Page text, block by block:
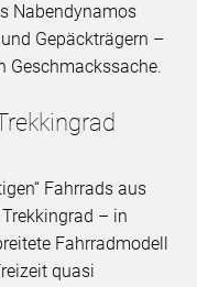
Nabendynamos
Gepäckträgern –
Geschmackssache.
Fahrrads aus
– in
Fahrradmodell
quasi